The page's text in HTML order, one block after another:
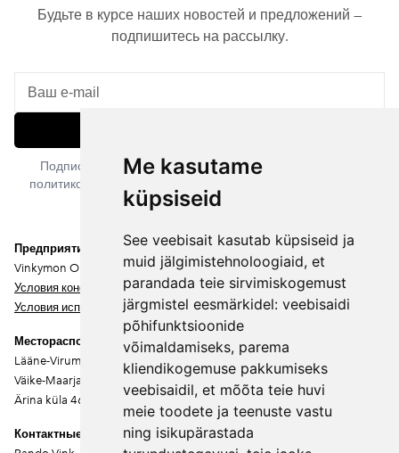
Me kasutame
küpsiseid
See veebisait kasutab küpsiseid ja
muid jälgimistehnoloogiaid, et
parandada teie sirvimiskogemust
järgmistel eesmärkidel: veebisaidi
põhifunktsioonide
võimaldamiseks, parema
kliendikogemuse pakkumiseks
veebisaidil, et mõõta teie huvi
meie toodete ja teenuste vastu
ning isikupärastada
Будьте в курсе наших новостей и предложений —
подпишитесь на рассылку.
Подписываясь на рассылку, вы соглашаетесь с нашей
политикой конфиденциальности. Вы можете отписаться в
любое время.
Предприятие
Vinkymon OÜ
Условия конфиденциальности
Условия использования
Месторасположение
Lääne-Virumaa
Väike-Maarja vald
Ärina küla 46202
Контактные данные